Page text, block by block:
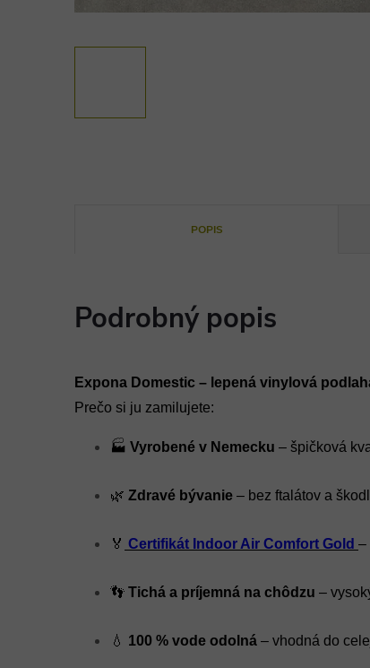
POPIS
Podrobný popis
Expona Domestic – lepená vinylová
Prečo si ju zamilujete:
🏭 Vyrobené v Nemecku – špičková
🌿 Zdravé bývanie – bez ftalátov a
🏅 Certifikát Indoor Air Comfort Gold –
👣 Tichá a príjemná na chôdzu –
💧 100 % vode odolná – vhodná do